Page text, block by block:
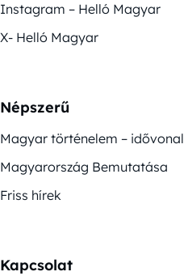
Instagram – Helló Magyar
X- Helló Magyar
Népszerű
Magyar történelem – idővonal
Magyarország Bemutatása
Friss hírek
Kapcsolat